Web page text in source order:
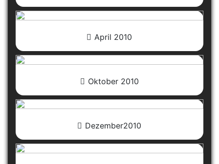
April 2010
Oktober 2010
Dezember2010